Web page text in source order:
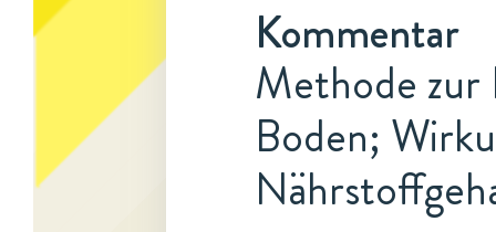
Kommentar
Methode zur
Boden;